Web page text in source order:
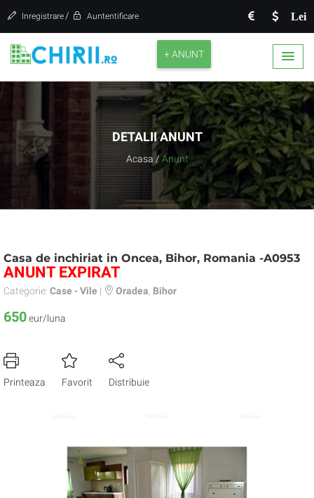
Lei
Inregistrare / Auntentificare
+ ANUNT
DETALII ANUNT
Acasa / Anunt
Casa de inchiriat in Oncea, Bihor, Romania -A0953
ANUNT EXPIRAT
Categorie: Case - Vile | Oradea Bihor
650eur/luna
Printeaza Favorit Distribuie